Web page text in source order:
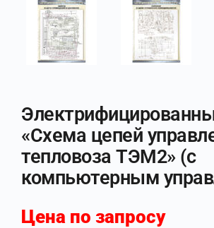
«Схема цепей
тепловоза ТЭМ2» (с
компьютерным
Цена по запросу